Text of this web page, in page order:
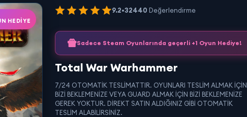
HEDIYE
9.2•32440 Değerlendirme
Sadece Steam Oyunlarında geçerli +1 Oyun Hediye!
Total War Warhammer
7/24 OTOMATİK TESLİMATTIR. OYUNLARI TESLİM ALMAK İÇİN
BİZİ BEKLEMENİZE VEYA GUARD ALMAK İÇİN BİZİ BEKLEMENİZE
GEREK YOKTUR. DİREKT SATIN ALDIĞINIZ GİBİ OTOMATİK
TESLİM ALABİLİRSİNİZ.